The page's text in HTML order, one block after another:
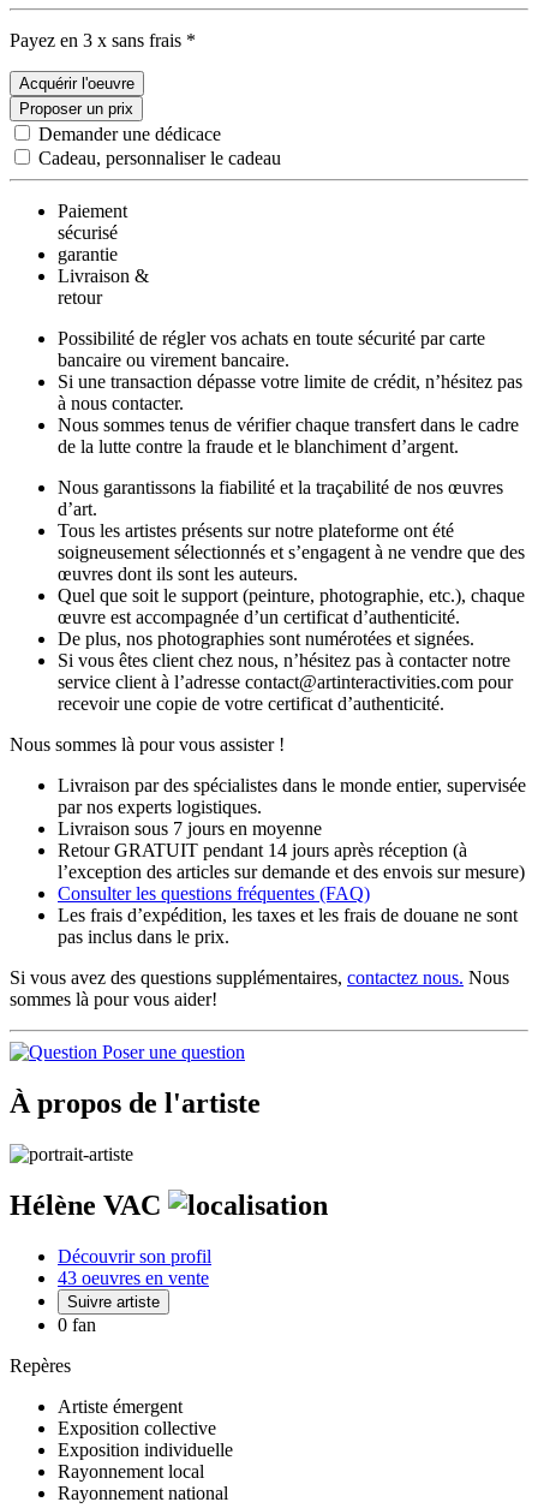
Payez en 3 x sans frais *
Acquérir l'oeuvre
Proposer un prix
Demander une dédicace
Cadeau, personnaliser le cadeau
Paiement
sécurisé
garantie
Livraison &
retour
Possibilité de régler vos achats en toute sécurité par carte
bancaire ou virement bancaire.
Si une transaction dépasse votre limite de crédit, n’hésitez pas
à nous contacter.
Nous sommes tenus de vérifier chaque transfert dans le cadre
de la lutte contre la fraude et le blanchiment d’argent.
Nous garantissons la fiabilité et la traçabilité de nos œuvres
d’art.
Tous les artistes présents sur notre plateforme ont été
soigneusement sélectionnés et s’engagent à ne vendre que des
œuvres dont ils sont les auteurs.
Quel que soit le support (peinture, photographie, etc.), chaque
œuvre est accompagnée d’un certificat d’authenticité.
De plus, nos photographies sont numérotées et signées.
Si vous êtes client chez nous, n’hésitez pas à contacter notre
service client à l’adresse contact@artinteractivities.com pour
recevoir une copie de votre certificat d’authenticité.
Nous sommes là pour vous assister !
Livraison par des spécialistes dans le monde entier, supervisée
par nos experts logistiques.
Livraison sous 7 jours en moyenne
Retour GRATUIT pendant 14 jours après réception (à
l’exception des articles sur demande et des envois sur mesure)
Consulter les questions fréquentes (FAQ)
Les frais d’expédition, les taxes et les frais de douane ne sont
pas inclus dans le prix.
Si vous avez des questions supplémentaires, contactez nous. Nous
sommes là pour vous aider!
Poser une question
À propos de l'artiste
Hélène VAC
Découvrir son profil
43 oeuvres en vente
Suivre artiste
0 fan
Repères
Artiste émergent
Exposition collective
Exposition individuelle
Rayonnement local
Rayonnement national